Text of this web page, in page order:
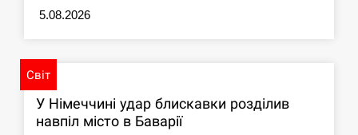
5.08.2026
Світ
У Німеччині удар блискавки розділив
навпіл місто в Баварії